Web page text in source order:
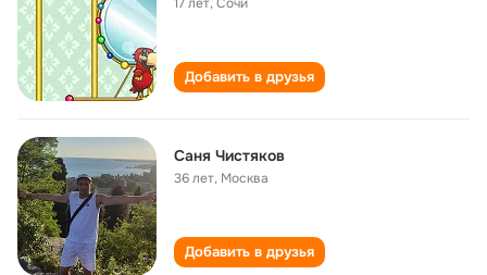
Добавить в друзья
Саня Чистяков
36 лет, Москва
Добавить в друзья